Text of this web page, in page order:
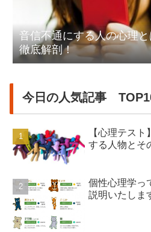
音信不通にする人の心理
徹底解剖！
今日の人気記事
【心理テス
する人物とそ
個性心理学っ
説明いたしま